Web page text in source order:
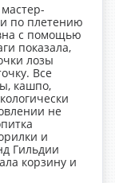
по плетению
с помощью
показала,
лозы
Все
кашпо,
не
и
Гильдии
корзину и